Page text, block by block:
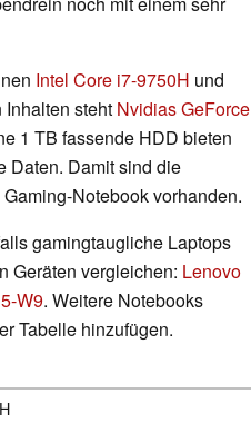
Intel Core i7-9750H und
steht Nvidias GeForce
1 TB fassende HDD bieten
Daten. Damit sind die
Notebook vorhanden.
gamingtaugliche Laptops
Geräten vergleichen: Lenovo
W9. Weitere Notebooks
Tabelle hinzufügen.